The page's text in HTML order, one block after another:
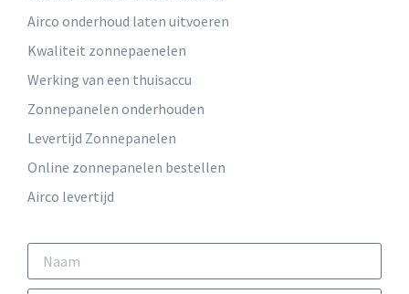
Airco onderhoud laten uitvoeren
Kwaliteit zonnepaenelen
Werking van een thuisaccu
Zonnepanelen onderhouden
Levertijd Zonnepanelen
Online zonnepanelen bestellen
Airco levertijd